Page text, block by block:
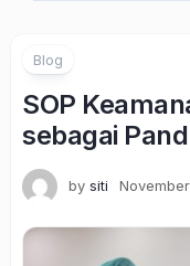
Blog
SOP
sebagai
by siti